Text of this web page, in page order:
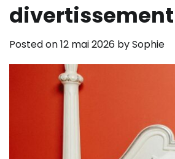
divertissement
Posted on12 mai 2026 bySophie